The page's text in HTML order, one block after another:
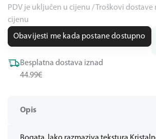
Opis
PDV je uključen u cijenu / Troškovi
cijenu
Obavijesti me kada postane dostupno
Besplatna dostava iznad
44.99€